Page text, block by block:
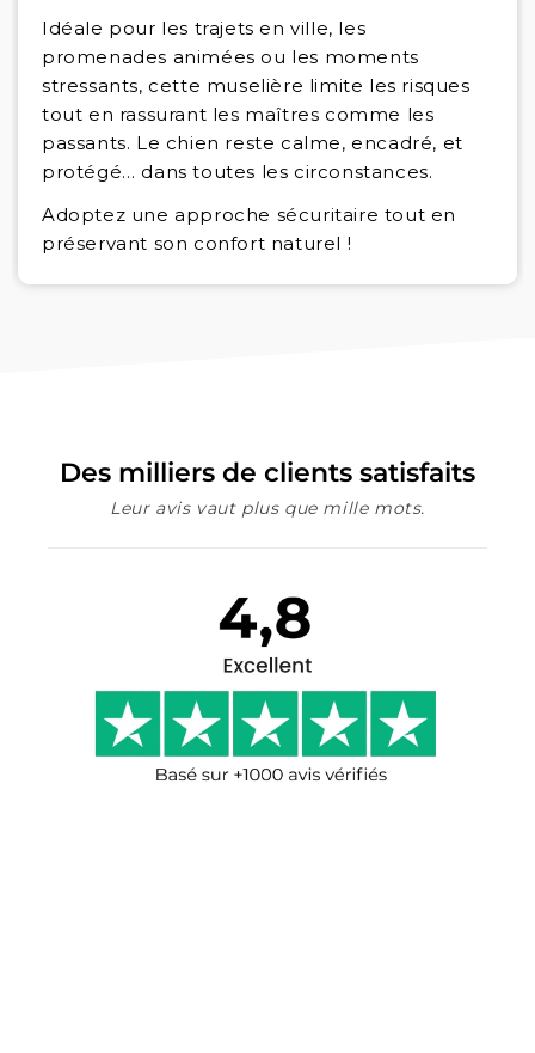
Idéale pour les trajets en ville, les
promenades animées ou les moments
stressants, cette muselière limite les risques
tout en rassurant les maîtres comme les
passants. Le chien reste calme, encadré, et
protégé… dans toutes les circonstances.
Adoptez une approche sécuritaire tout en
préservant son confort naturel !
Des milliers de clients satisfaits
Leur avis vaut plus que mille mots.